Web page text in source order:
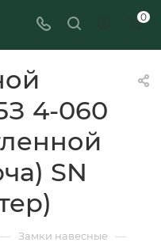
0
4-060
SN
Замки навесные —